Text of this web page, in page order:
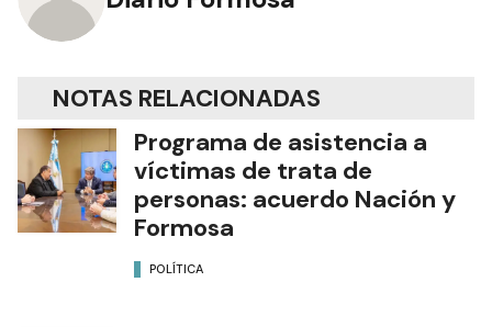
NOTAS RELACIONADAS
Programa de asistencia a
víctimas de trata de
personas: acuerdo Nación y
Formosa
POLÍTICA